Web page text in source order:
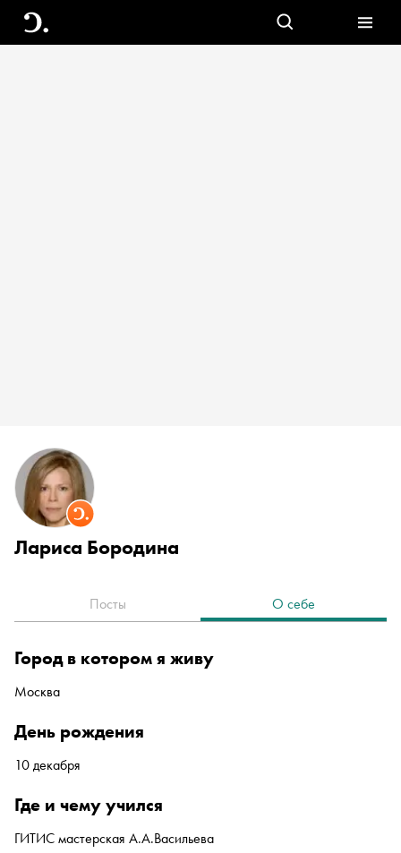
Лариса Бородина
Посты О себе
город в котором я живу
Москва
день рождения
10 декабря
где и чему учился
ГИТИС мастерская А.А.Васильева